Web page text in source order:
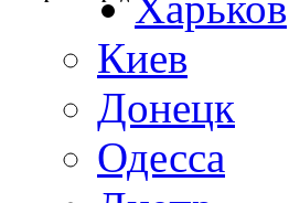
Киев
Донецк
Одесса